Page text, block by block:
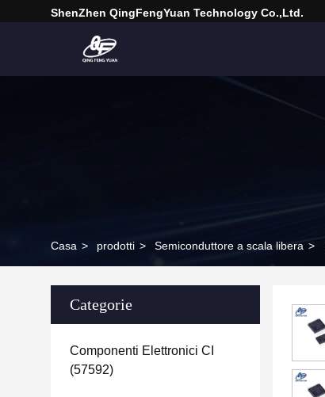
ShenZhen QingFengYuan Technology Co.,Ltd.
Casa > prodotti > Semiconduttore a scala libera >
Categorie
Componenti Elettronici CI
(57592)